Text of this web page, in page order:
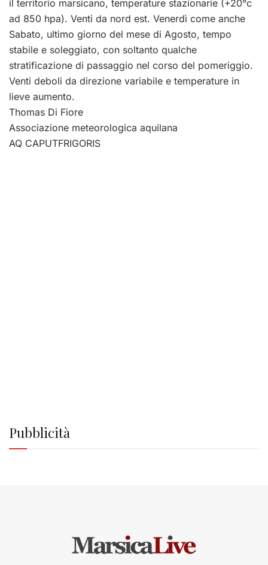
il territorio marsicano, temperature stazionarie (+20°c
ad 850 hpa). Venti da nord est. Venerdì come anche
Sabato, ultimo giorno del mese di Agosto, tempo
stabile e soleggiato, con soltanto qualche
stratificazione di passaggio nel corso del pomeriggio.
Venti deboli da direzione variabile e temperature in
lieve aumento.
Thomas Di Fiore
Associazione meteorologica aquilana
AQ CAPUTFRIGORIS
Pubblicità